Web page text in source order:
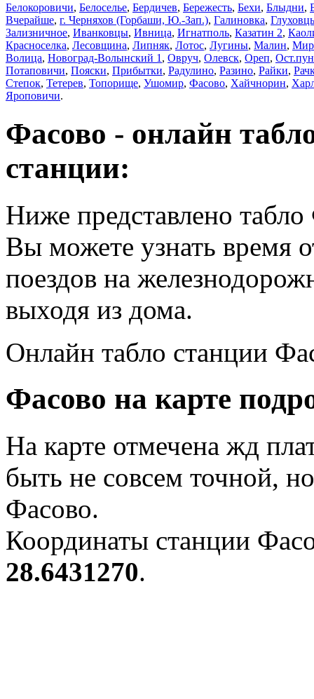
Белокоровичи, Белоселье, Бердичев, Бережесть, Бехи, Блыдни,
Вчерайше, г. Черняхов (Горбаши, Ю.-Зап.), Галиновка,
Зализничное, Иванковцы, Ивница, Игнатполь, Казатин 2,
Красноселка, Лесовщина, Липняк, Лотос, Лугины, Малин,
Волица, Новоград-Волынский 1 , Овруч, Олевск, Ореп,
Потаповичи, Пояски, Прибытки, Радулино, Разино, Райки,
Степок, Тетерев, Топорище, Ушомир, Фасово, Хайчнорин,
Яроповичи.
Фасово - онлайн
станции:
Ниже представлено
Вы можете узнать время
поездов на
выходя из дома.
Онлайн табло станции
Фасово на карте
На карте отмечена жд
быть не совсем точной,
Фасово.
Координаты станции
28.6431270.